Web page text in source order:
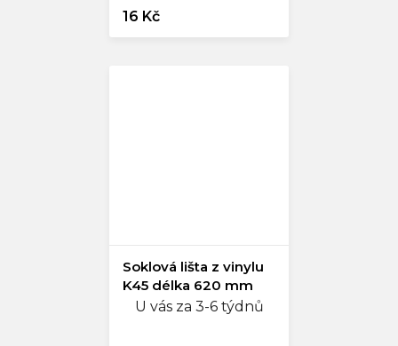
16 Kč
Soklová lišta z vinylu
K45 délka 620 mm
U vás za 3-6 týdnů